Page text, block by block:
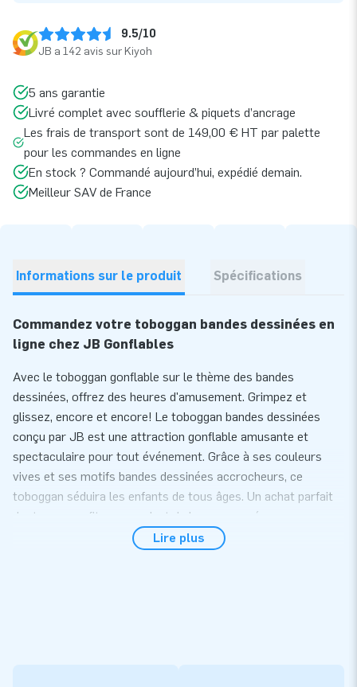
9.5/10
JB a 142 avis sur Kiyoh
5 ans garantie
Livré complet avec soufflerie & piquets d’ancrage
Les frais de transport sont de 149,00 € HT par palette
pour les commandes en ligne
En stock ? Commandé aujourd’hui, expédié demain.
Meilleur SAV de France
Informations sur le produit Spécifications
Commandez votre toboggan bandes dessinées en
ligne chez JB Gonflables
Avec le toboggan gonflable sur le thème des bandes
dessinées, offrez des heures d'amusement. Grimpez et
glissez, encore et encore! Le toboggan bandes dessinées
conçu par JB est une attraction gonflable amusante et
spectaculaire pour tout événement. Grâce à ses couleurs
vives et ses motifs bandes dessinées accrocheurs, ce
toboggan séduira les enfants de tous âges. Un achat parfait
dont vous profiterez pendant de longues années.
Achetez en ligne une attraction phare: le
Lire plus